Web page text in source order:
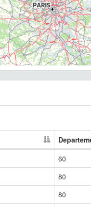
60
80
80